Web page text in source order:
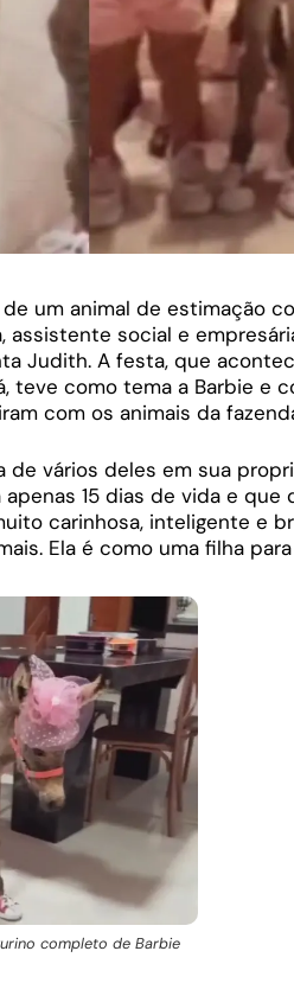
um animal de estimação
assistente social e
Judith. A festa, que
teve como tema a Barbie e
com os animais da
de vários deles em sua
15 dias de vida e que
carinhosa, inteligente e
Ela é como uma filha para
completo de Barbie